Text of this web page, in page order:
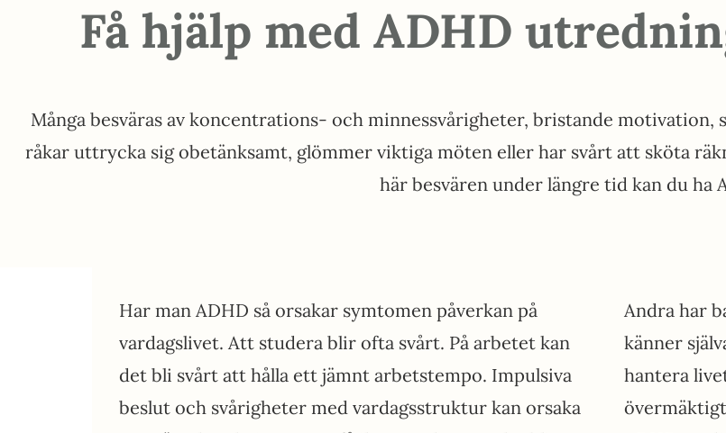
Få hjälp med ADHD
Många besväras av koncentrations- och minnessvårigheter, bristande
råkar uttrycka sig obetänksamt, glömmer viktiga möten eller har svårt att sköta
här besvären under längre tid kan du ha
Har man ADHD så orsakar symtomen påverkan på
vardagslivet. Att studera blir ofta svårt. På arbetet kan
det bli svårt att hålla ett jämnt arbetstempo. Impulsiva
beslut och svårigheter med vardagsstruktur kan orsaka
Andra har
känner
hantera